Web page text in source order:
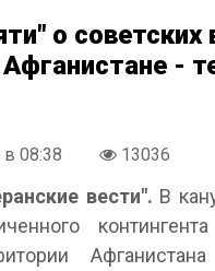
о советских
-
08:38 13036
вести". В